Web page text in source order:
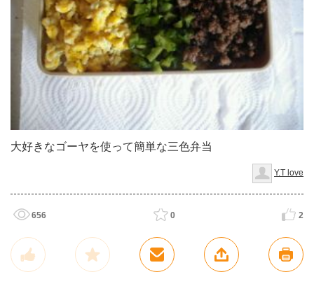
大好きなゴーヤを使って簡単な三色弁当
Y.T love
656 0 2